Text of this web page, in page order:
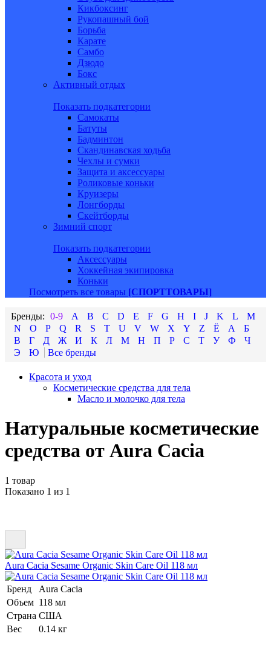
Кикбоксинг
Рукопашный бой
Борьба
Карате
Самбо
Дзюдо
Бокс
Активный отдых
Показать подкатегории
Самокаты
Батуты
Бадминтон
Скандинавская ходьба
Чехлы и сумки
Защита и аксессуары
Роликовые коньки
Круизеры
Лонгборды
Скейтборды
Зимний спорт
Показать подкатегории
Аксессуары
Хоккейная экипировка
Коньки
Посмотреть все товары [СПОРТТОВАРЫ]
0-9 A B C D E F G H I J K L
M
N
O P Q R S T U V W X Y Z Ё А
Б
В
Г Д Ж И К Л М Н П Р С Т У Ф
Ч
Э
Ю
Красота и уход
Косметические средства для тела
Масло и молочко для тела
Натуральные косметические
средства от Aura Cacia
1 товар
Показано 1 из 1
Aura Cacia Sesame Organic Skin Care Oil 118 мл
Бренд
Aura Cacia
Объем 118 мл
Страна США
Вес
0.14 кг